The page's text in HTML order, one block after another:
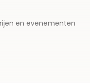
en evenementen